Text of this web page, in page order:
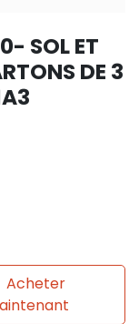
SOL ET
DE 3
Acheter